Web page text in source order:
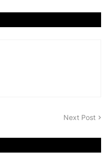
Next Post